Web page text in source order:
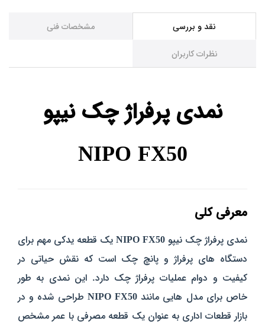
نقد و بررسی مشخصات فنی
نظرات کاربران
نمدی پرفراژ چک نیپو
NIPO FX50
معرفی کلی
نمدی پرفراژ چک نیپو NIPO FX50 یک قطعه یدکی مهم برای
دستگاه‌ های پرفراژ و پانچ چک است که نقش حیاتی در
کیفیت و دوام عملیات پرفراژ چک دارد. این نمدی به‌ طور
خاص برای مدل‌ هایی مانند NIPO FX50 طراحی شده و در
بازار قطعات اداری به عنوان یک قطعه مصرفی با عمر مشخص